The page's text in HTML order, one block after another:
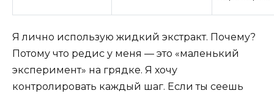
Я лично использую жидкий экстракт. Почему?
Потому что редис у меня — это «маленький
эксперимент» на грядке. Я хочу
контролировать каждый шаг. Если ты сеешь